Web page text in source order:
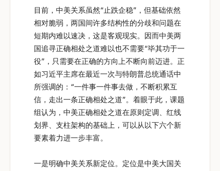
目前，中美关系虽然“止跌企稳”，但基础依然
相对脆弱，两国间许多结构性的分歧和问题在
短期内难以速决，这是客观现实。因而中美两
国追寻正确相处之道难以也不需要“毕其功于一
役”，只需要在正确的方向上不断向前迈进。正
如习近平主席在最近一次与特朗普总统通话中
所强调的：“一件事一件事去做，不断积累互
信，走出一条正确相处之道”。着眼于此，课题
组认为，中美正确相处之道在原则定调、红线
划界、支柱架构的基础上，可以从以下六个新
要素着力进一步丰富。
一是明确中美关系新定位。定位是中美大国关